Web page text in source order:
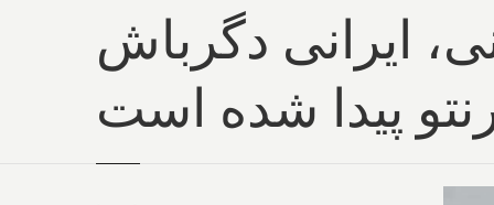
ایرانی دگرباش
پیدا شده است